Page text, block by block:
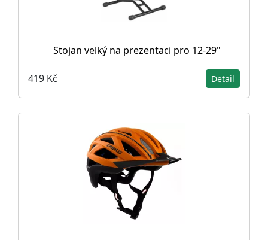
Stojan velký na prezentaci pro 12-29"
419 Kč Detail